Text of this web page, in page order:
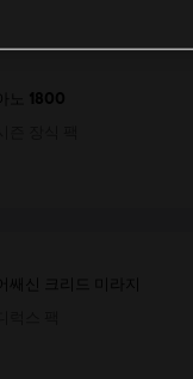
아노 1800
어쌔신 크리드 미라지